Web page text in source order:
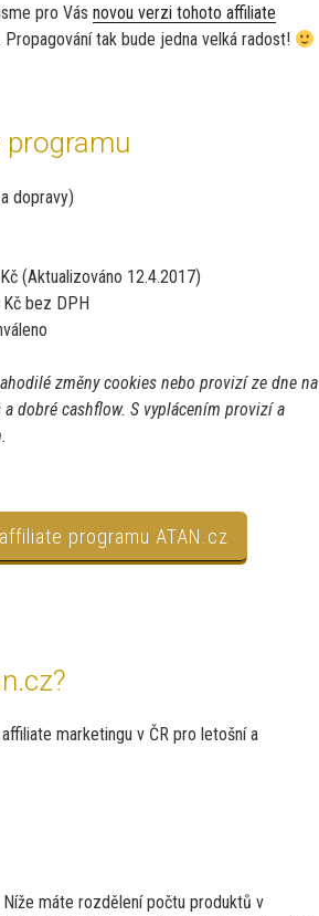
pro Vás novou verzi tohoto affiliate
tak bude jedna velká radost!
dopravy)
(Aktualizováno 12.4.2017)
bez DPH
změny cookies nebo provizí ze dne na
dobré cashflow. S vyplácením provizí a
programu ATAN.cz
marketingu v ČR pro letošní a
Níže máte rozdělení počtu produktů v